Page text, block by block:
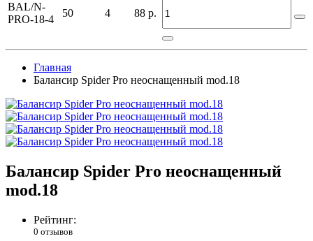
BAL/N-
PRO-18-4
50 4 88 р.
Главная
Балансир Spider Pro неоснащенный mod.18
Балансир Spider Pro неоснащенный
mod.18
Рейтинг:
0 отзывов